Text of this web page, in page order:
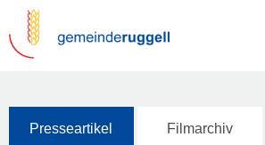
Presseartikel Filmarchiv